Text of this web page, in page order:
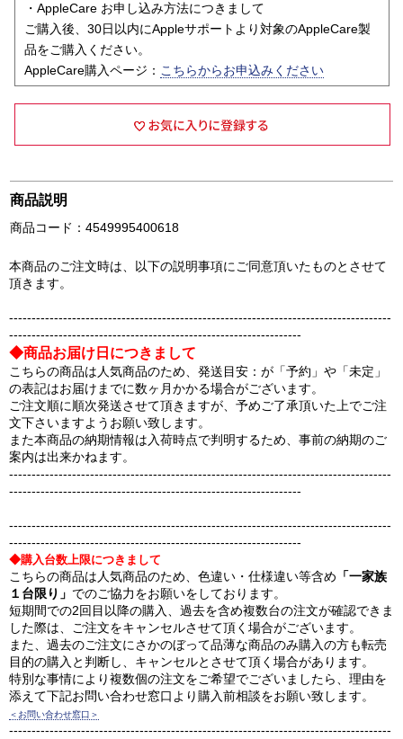
・AppleCare お申し込み方法につきまして
ご購入後、30日以内にAppleサポートより対象のAppleCare製
品をご購入ください。
AppleCare購入ページ： こちらからお申込みください
商品説明
商品コード：4549995400618
本商品のご注文時は、以下の説明事項にご同意頂いたものとさせて
頂きます。
-------------------------------------------------------------------------------------
-----------------------------------------------------------------
◆商品お届け日につきまして
こちらの商品は人気商品のため、発送目安：が「予約」や「未定」
の表記はお届けまでに数ヶ月かかる場合がございます。
ご注文順に順次発送させて頂きますが、予めご了承頂いた上でご注
文下さいますようお願い致します。
また本商品の納期情報は入荷時点で判明するため、事前の納期のご
案内は出来かねます。
-------------------------------------------------------------------------------------
-----------------------------------------------------------------
-------------------------------------------------------------------------------------
-----------------------------------------------------------------
◆購入台数上限につきまして
こちらの商品は人気商品のため、色違い・仕様違い等含め 「一家族
１台限り」 でのご協力をお願いをしております。
短期間での2回目以降の購入、過去を含め複数台の注文が確認できま
した際は、ご注文をキャンセルさせて頂く場合がございます。
また、過去のご注文にさかのぼって品薄な商品のみ購入の方も転売
目的の購入と判断し、キャンセルとさせて頂く場合があります。
特別な事情により複数個の注文をご希望でございましたら、理由を
添えて下記お問い合わせ窓口より購入前相談をお願い致します。
＜お問い合わせ窓口＞
-------------------------------------------------------------------------------------